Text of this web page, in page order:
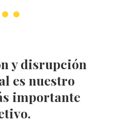
y disrupción
es nuestro
importante